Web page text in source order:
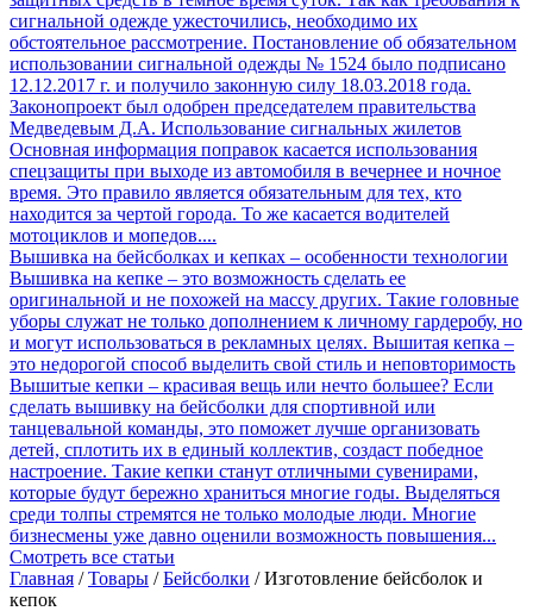
сигнальной одежде ужесточились, необходимо их
обстоятельное рассмотрение. Постановление об обязательном
использовании сигнальной одежды № 1524 было подписано
12.12.2017 г. и получило законную силу 18.03.2018 года.
Законопроект был одобрен председателем правительства
Медведевым Д.А. Использование сигнальных жилетов
Основная информация поправок касается использования
спецзащиты при выходе из автомобиля в вечернее и ночное
время. Это правило является обязательным для тех, кто
находится за чертой города. То же касается водителей
мотоциклов и мопедов....
Вышивка на бейсболках и кепках – особенности технологии
Вышивка на кепке – это возможность сделать ее
оригинальной и не похожей на массу других. Такие головные
уборы служат не только дополнением к личному гардеробу, но
и могут использоваться в рекламных целях. Вышитая кепка –
это недорогой способ выделить свой стиль и неповторимость
Вышитые кепки – красивая вещь или нечто большее? Если
сделать вышивку на бейсболки для спортивной или
танцевальной команды, это поможет лучше организовать
детей, сплотить их в единый коллектив, создаст победное
настроение. Такие кепки станут отличными сувенирами,
которые будут бережно храниться многие годы. Выделяться
среди толпы стремятся не только молодые люди. Многие
бизнесмены уже давно оценили возможность повышения...
Смотреть все статьи
Главная /Товары /Бейсболки /Изготовление бейсболок и
кепок